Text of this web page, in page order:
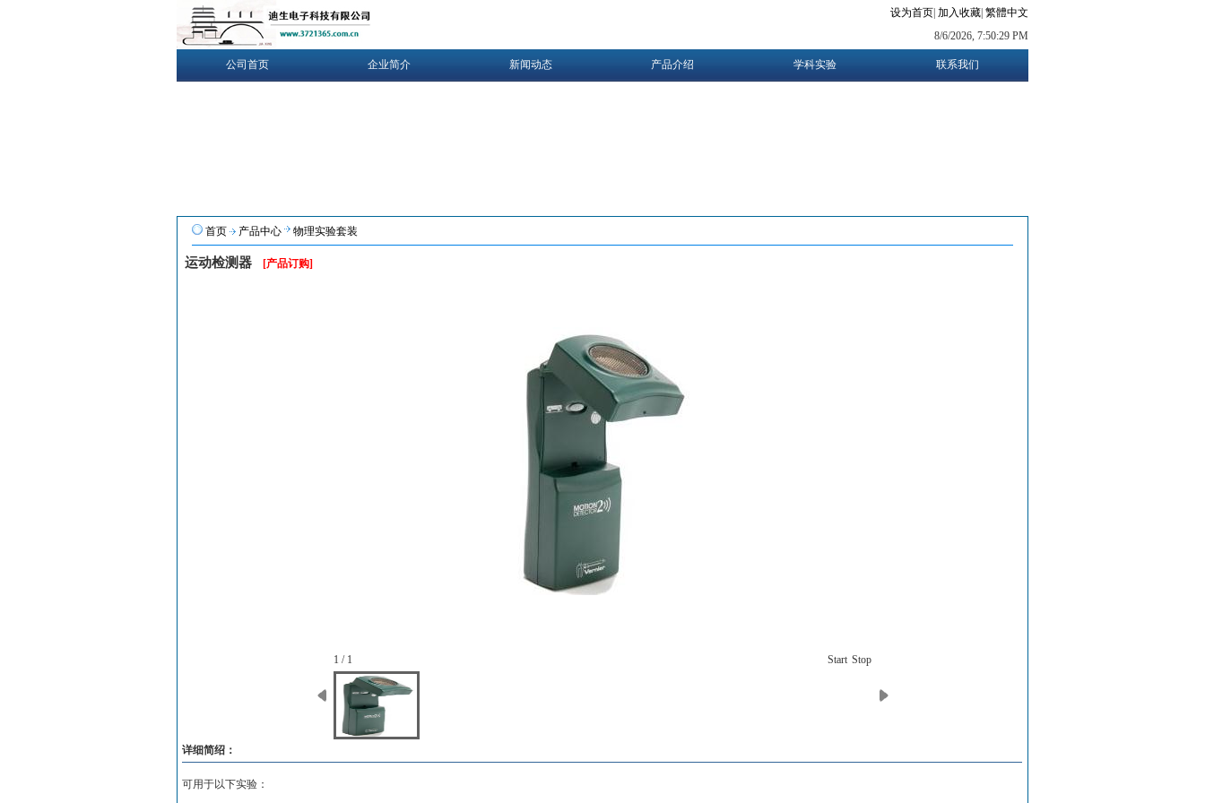
设为首页 加入收藏 繁體中文
8/6/2026, 7:50:30 PM
公司首页 企业简介 新闻动态 产品介绍 学科实验 联系我们
首页 产品中心 物理实验套装
运动检测器 [产品订购]
1 / 1 Start Stop
详细简绍：
可用于以下实验：